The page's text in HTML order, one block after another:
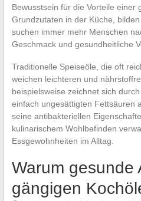
Bewusstsein für die Vorteile einer
Grundzutaten in der Küche,
suchen immer mehr Menschen
Geschmack und gesundheitliche
Traditionelle Speiseöle, die oft
weichen leichteren und
beispielsweise zeichnet sich
einfach ungesättigten Fettsäuren
seine antibakteriellen
kulinarischem Wohlbefinden
Essgewohnheiten im Alltag.
Warum gesunde
gängigen